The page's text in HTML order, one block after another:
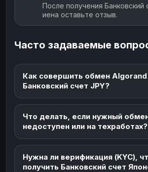
После получения Банковский
иена оставьте отзыв.
Часто задаваемые
Как совершить обмен Algorand
Банковский счет JPY?
Что делать, если нужный
недоступен или на техработах?
Нужна ли верификация (KYC),
получить Банковский счет